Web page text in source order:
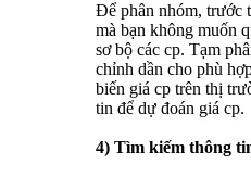
Để phân nhóm, trước
mà bạn không muốn
sơ bộ các cp. Tạm
chỉnh dần cho phù
biến giá cp trên thị
tin để dự đoán giá cp.
4) Tìm kiếm thông